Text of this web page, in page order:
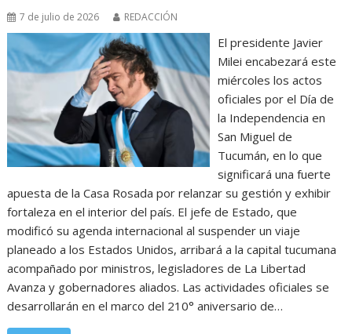
7 de julio de 2026 REDACCIÓN
El presidente Javier
Milei encabezará este
miércoles los actos
oficiales por el Día de
la Independencia en
San Miguel de
Tucumán, en lo que
significará una fuerte
apuesta de la Casa Rosada por relanzar su gestión y exhibir
fortaleza en el interior del país. El jefe de Estado, que
modificó su agenda internacional al suspender un viaje
planeado a los Estados Unidos, arribará a la capital tucumana
acompañado por ministros, legisladores de La Libertad
Avanza y gobernadores aliados. Las actividades oficiales se
desarrollarán en el marco del 210° aniversario de…